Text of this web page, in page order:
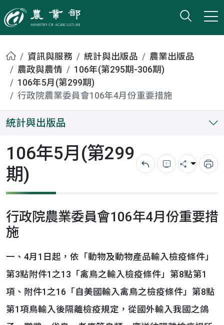
農業部
打開
小版
首頁資訊與服務 統計與出版品
農業出版品
農政與農情
106年(第295期-306期)
106年5月(第299期)
行政院農業委員會106年4月份重要措施
統計與出版品
106年5月(第299
期)
回上一頁錯誤回報
分享 列
行政院農業委員會106年4月份重要措
施
一、4月1日起，依「動物及動物產品輸入檢疫條件」
第3點附件1之13「禽鳥之輸入檢疫條件」第8點第1
項、附件1之16「自美國輸入禽鳥之檢疫條件」第8點
第1項鳥輸入後隔離檢疫規定，從國外輸入我國之鴿